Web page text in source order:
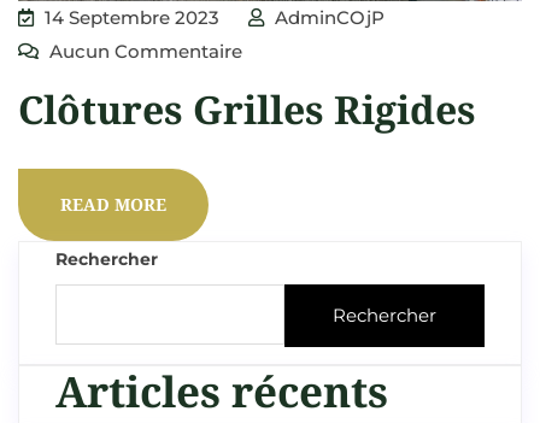
14 Septembre 2023
AdminCOjP
Aucun Commentaire
Clôtures Grilles Rigides
READ MORE
Rechercher
Rechercher
Articles récents